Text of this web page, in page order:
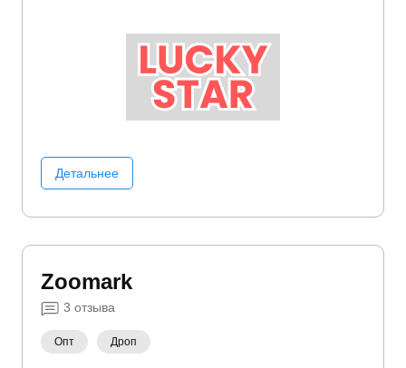
Детальнее
Zoomark
3 отзыва
Опт Дроп